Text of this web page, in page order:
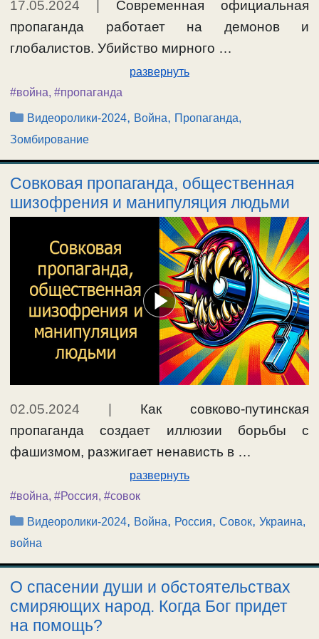
17.05.2024
Современная официальная
пропаганда работает на демонов и
глобалистов. Убийство мирного …
развернуть
#война, #пропаганда
Рубрики
Видеоролики-2024, Война, Пропаганда,
Зомбирование
Совковая пропаганда, общественная
шизофрения и манипуляция людьми
02.05.2024 | Как совково-путинская
пропаганда создает иллюзии борьбы с
фашизмом, разжигает ненависть в …
развернуть
#война, #Россия, #совок
Рубрики
Видеоролики-2024, Война, Россия,Совок,Украина,
война
О спасении души и обстоятельствах
смиряющих народ. Когда Бог придет
на помощь?